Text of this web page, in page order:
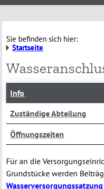
Sie befinden sich hier:
Startseite
Info
Zuständige Abteilung
Öffnungszeiten
Für an die
Grundstücke werden